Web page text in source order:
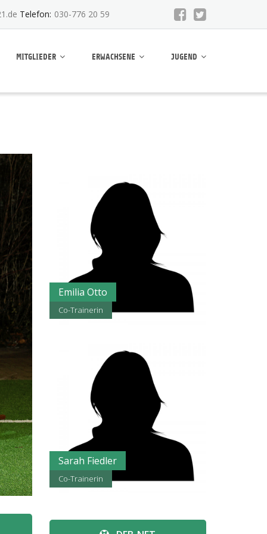
Telefon: 030-776 20 59
MITGLIEDER ERWACHSENE JUGEND
Emilia Otto
Co-Trainerin
Sarah Fiedler
Co-Trainerin